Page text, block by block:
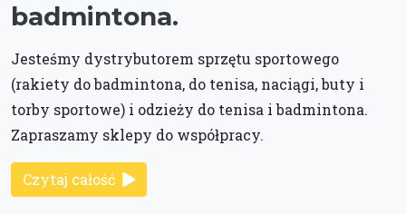
badmintona.
Jesteśmy dystrybutorem sprzętu sportowego
(rakiety do badmintona, do tenisa, naciągi, buty i
torby sportowe) i odzieży do tenisa i badmintona.
Zapraszamy sklepy do współpracy.
Czytaj całość